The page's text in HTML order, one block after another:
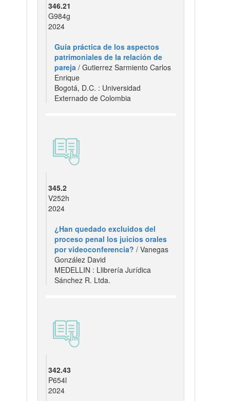
346.21
G984g
2024
Guía práctica de los aspectos
patrimoniales de la relación de
pareja / Gutierrez Sarmiento Carlos
Enrique
Bogotá, D.C. : Universidad
Externado de Colombia
345.2
V252h
2024
¿Han quedado excluidos del
proceso penal los juicios orales
por videoconferencia? / Vanegas
González David
MEDELLIN : Llibrería Jurídica
Sánchez R. Ltda.
342.43
P654l
2024